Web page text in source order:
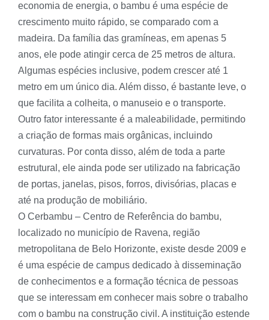
economia de energia, o bambu é uma espécie de
crescimento muito rápido, se comparado com a
madeira. Da família das gramíneas, em apenas 5
anos, ele pode atingir cerca de 25 metros de altura.
Algumas espécies inclusive, podem crescer até 1
metro em um único dia. Além disso, é bastante leve, o
que facilita a colheita, o manuseio e o transporte.
Outro fator interessante é a maleabilidade, permitindo
a criação de formas mais orgânicas, incluindo
curvaturas. Por conta disso, além de toda a parte
estrutural, ele ainda pode ser utilizado na fabricação
de portas, janelas, pisos, forros, divisórias, placas e
até na produção de mobiliário.
O Cerbambu – Centro de Referência do bambu,
localizado no município de Ravena, região
metropolitana de Belo Horizonte, existe desde 2009 e
é uma espécie de campus dedicado à disseminação
de conhecimentos e a formação técnica de pessoas
que se interessam em conhecer mais sobre o trabalho
com o bambu na construção civil. A instituição estende